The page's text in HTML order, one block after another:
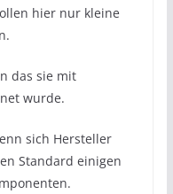
hier nur kleine
das sie mit
wurde.
sich Hersteller
Standard einigen